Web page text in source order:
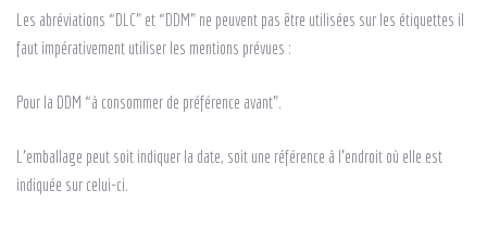
Les abréviations “DLC” et “DDM” ne peuvent pas être utilisées sur les étiquettes il
faut impérativement utiliser les mentions prévues :
Pour la DDM “à consommer de préférence avant”.
L’emballage peut soit indiquer la date, soit une référence à l’endroit où elle est
indiquée sur celui-ci.